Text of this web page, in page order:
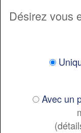
Désirez vous
Avec un